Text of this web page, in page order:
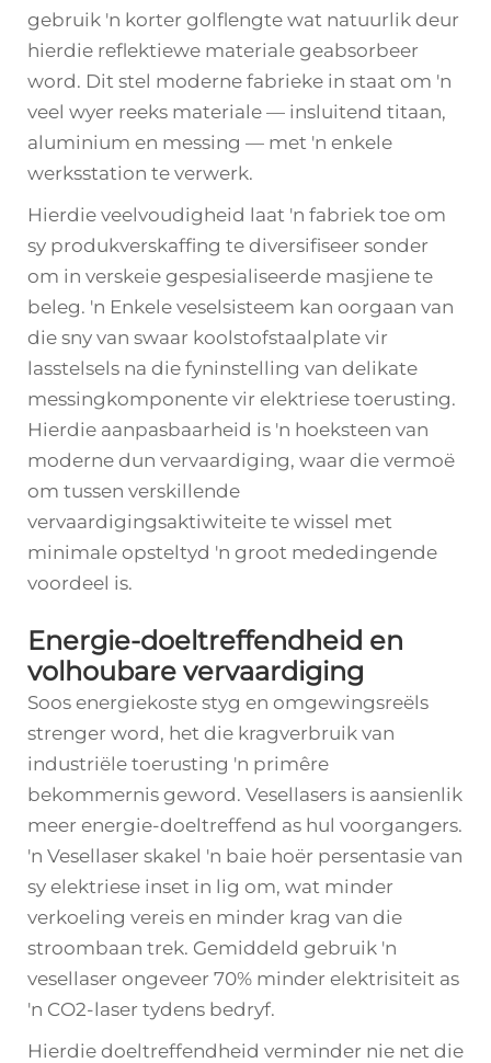
gebruik 'n korter golflengte wat natuurlik deur
hierdie reflektiewe materiale geabsorbeer
word. Dit stel moderne fabrieke in staat om 'n
veel wyer reeks materiale — insluitend titaan,
aluminium en messing — met 'n enkele
werksstation te verwerk.
Hierdie veelvoudigheid laat 'n fabriek toe om
sy produkverskaffing te diversifiseer sonder
om in verskeie gespesialiseerde masjiene te
beleg. 'n Enkele veselsisteem kan oorgaan van
die sny van swaar koolstofstaalplate vir
lasstelsels na die fyninstelling van delikate
messingkomponente vir elektriese toerusting.
Hierdie aanpasbaarheid is 'n hoeksteen van
moderne dun vervaardiging, waar die vermoë
om tussen verskillende
vervaardigingsaktiwiteite te wissel met
minimale opsteltyd 'n groot mededingende
voordeel is.
Energie-doeltreffendheid en
volhoubare vervaardiging
Soos energiekoste styg en omgewingsreëls
strenger word, het die kragverbruik van
industriële toerusting 'n primêre
bekommernis geword. Vesellasers is aansienlik
meer energie-doeltreffend as hul voorgangers.
'n Vesellaser skakel 'n baie hoër persentasie van
sy elektriese inset in lig om, wat minder
verkoeling vereis en minder krag van die
stroombaan trek. Gemiddeld gebruik 'n
vesellaser ongeveer 70% minder elektrisiteit as
'n CO2-laser tydens bedryf.
Hierdie doeltreffendheid verminder nie net die